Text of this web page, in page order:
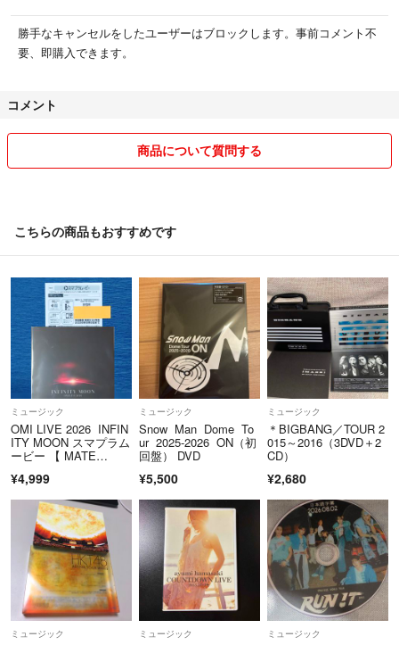
勝手なキャンセルをしたユーザーはブロックします。事前コメント不
要、即購入できます。
コメント
商品について質問する
こちらの商品もおすすめです
ミュージック
OMI LIVE 2026 INFIN
ITY MOON スマプラム
ービー 【 MATE
¥4,999
ミュージック
Snow Man Dome To
ur 2025-2026 ON（初
回盤） DVD
¥5,500
ミュージック
＊BIGBANG／TOUR 2
015～2016（3DVD＋2
CD）
¥2,680
ミュージック ミュージック ミュージック